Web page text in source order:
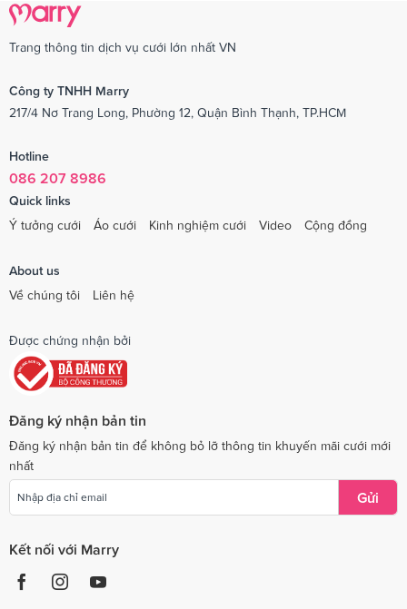
Trang thông tin dịch vụ cưới lớn nhất VN
Công ty TNHH Marry
217/4 Nơ Trang Long, Phường 12, Quận Bình Thạnh, TP.HCM
Hotline
086 207 8986
Quick links
Ý tưởng cưới
Áo cưới Kinh nghiệm cưới Video Cộng đồng
About us
Về chúng tôi
Liên hệ
Được chứng nhận bởi
Đăng ký nhận bản tin
Đăng ký nhận bản tin để không bỏ lỡ thông tin khuyến mãi cưới mới
nhất
Gửi
Kết nối với Marry